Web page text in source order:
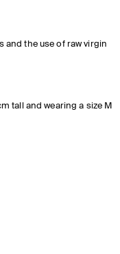
and the use of raw virgin
tall and wearing a size M